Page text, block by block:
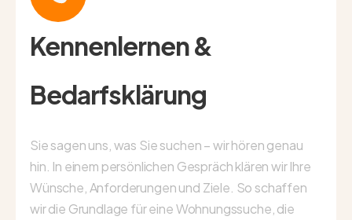
Kennenlernen &
Bedarfsklärung
Sie sagen uns, was Sie suchen – wir hören genau
hin. In einem persönlichen Gespräch klären wir Ihre
Wünsche, Anforderungen und Ziele. So schaffen
wir die Grundlage für eine Wohnungssuche, die